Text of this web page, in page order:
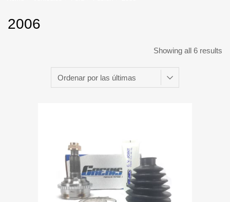
2006
Showing all 6 results
Add to Wishlist
Add to Compare